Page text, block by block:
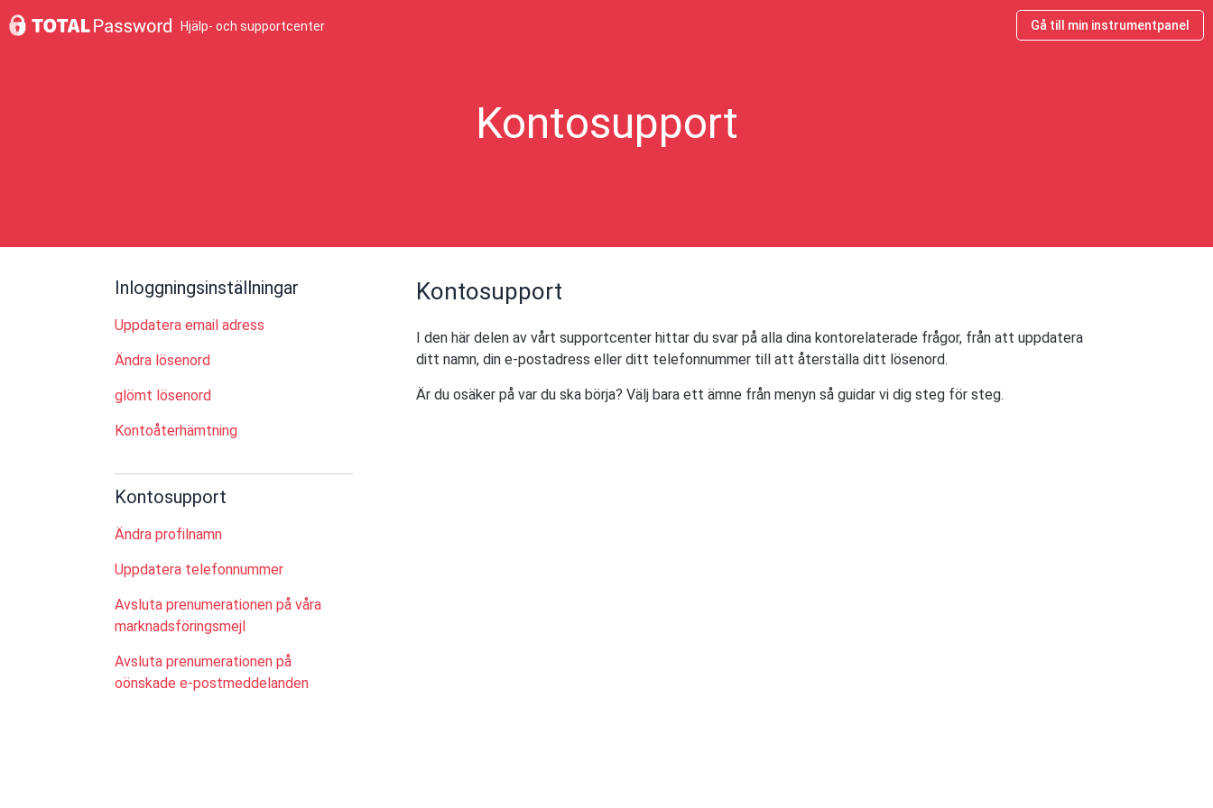
Hjälp- och supportcenter Gå till min instrumentpanel
Kontosupport
Inloggningsinställningar
Uppdatera email adress
Ändra lösenord
glömt lösenord
Kontoåterhämtning
Kontosupport
Ändra profilnamn
Uppdatera telefonnummer
Avsluta prenumerationen på våra
marknadsföringsmejl
Avsluta prenumerationen på
oönskade e-postmeddelanden
Kontosupport
I den här delen av vårt supportcenter hittar du svar på alla dina kontorelaterade frågor, från att uppdatera
ditt namn, din e-postadress eller ditt telefonnummer till att återställa ditt lösenord.
Är du osäker på var du ska börja? Välj bara ett ämne från menyn så guidar vi dig steg för steg.